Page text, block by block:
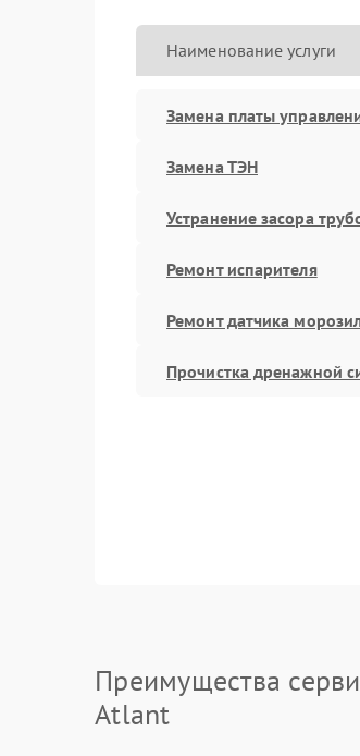
Наименование услуги
Замена платы
Замена ТЭН
Устранение засора
Ремонт испарителя
Ремонт датчика
Прочистка дренажной
Преимущества
Atlant